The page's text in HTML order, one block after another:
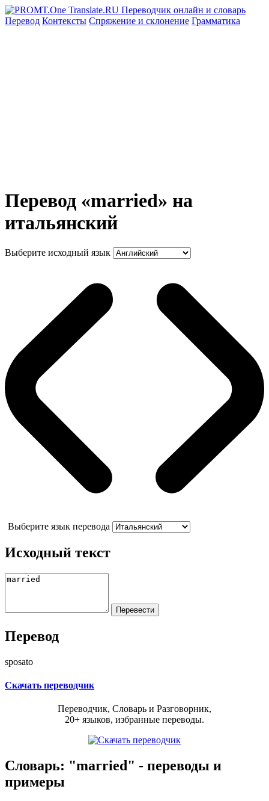
Перевод Контексты Спряжение и склонение Грамматика
Перевод «married» на
итальянский
Выберите исходный язык
Выберите язык перевода
Исходный текст
Перевод
sposato
Скачать переводчик
Переводчик, Словарь и Разговорник,
20+ языков, избранные переводы.
Словарь: "married" - переводы и
примеры